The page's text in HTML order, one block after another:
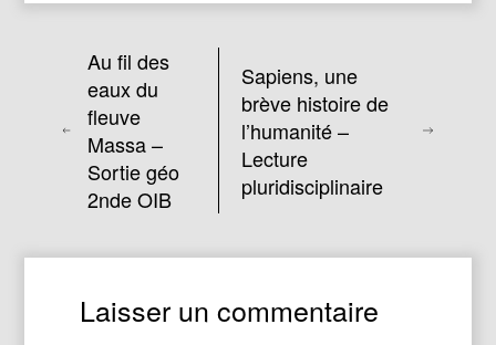
Au fil des
eaux du
fleuve
Massa –
Sortie géo
2nde OIB
Sapiens, une
brève histoire de
l’humanité –
Lecture
pluridisciplinaire
Laisser un commentaire